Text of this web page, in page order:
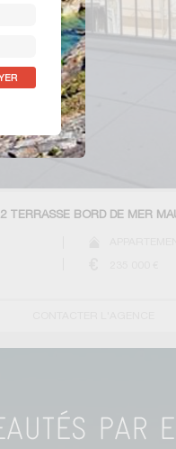
TERRASSE BORD DE MER